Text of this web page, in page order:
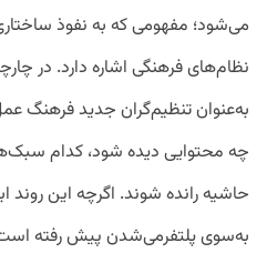
می‌شود؛ مفهومی که به نفوذ
نظام‌های فرهنگی اشاره دارد. در
به‌عنوان تنظیم‌گران جدید فرهنگ
چه محتوایی دیده شود، کدام
حاشیه رانده شوند. اگرچه این روند